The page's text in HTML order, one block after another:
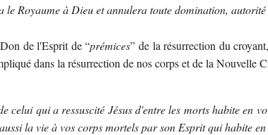
le Royaume à Dieu et annulera toute domination,
de l'Esprit de “prémices” de la résurrection du
dans la résurrection de nos corps et de la Nouvelle
celui qui a ressuscité Jésus d'entre les morts habite en
la vie à vos corps mortels par son Esprit qui habite en